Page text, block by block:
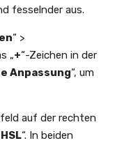
fesselnder aus.
“ >
„+“-Zeichen in der
Anpassung“, um
auf der rechten
HSL“. In beiden